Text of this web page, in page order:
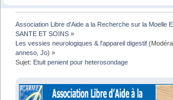
Association Libre d'Aide a la Recherche sur la Moelle
SANTE ET SOINS »
Les vessies neurologiques & l'appareil digestif
anneso ,Jo) »
Sujet: Etuit penient pour heterosondage